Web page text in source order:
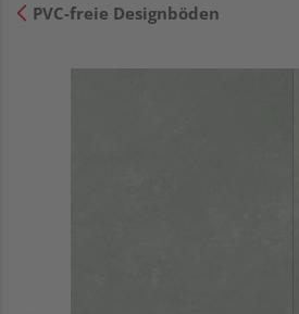
PVC-freie Designböden